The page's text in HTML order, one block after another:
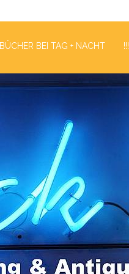
BÜCHER BEI TAG + NACHT !!!